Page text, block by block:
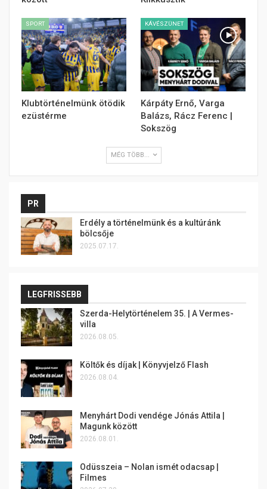
SPORT
Klubtörténelmünk ötödik
ezüstérme
KÁVÉSZÜNET
Kárpáty Ernő, Varga
Balázs, Rácz Ferenc |
Sokszög
MÉG TÖBB...
PR
Erdély a történelmünk és a kultúránk
bölcsője
2025.07.17.
LEGFRISSEBB
Szerda-Helytörténelem 35. | A Vermes-
villa
2026.08.05.
Költők és díjak | Könyvjelző Flash
2026.08.04.
Menyhárt Dodi vendége Jónás Attila |
Magunk között
2026.08.01.
Odüsszeia – Nolan ismét odacsap |
Filmes